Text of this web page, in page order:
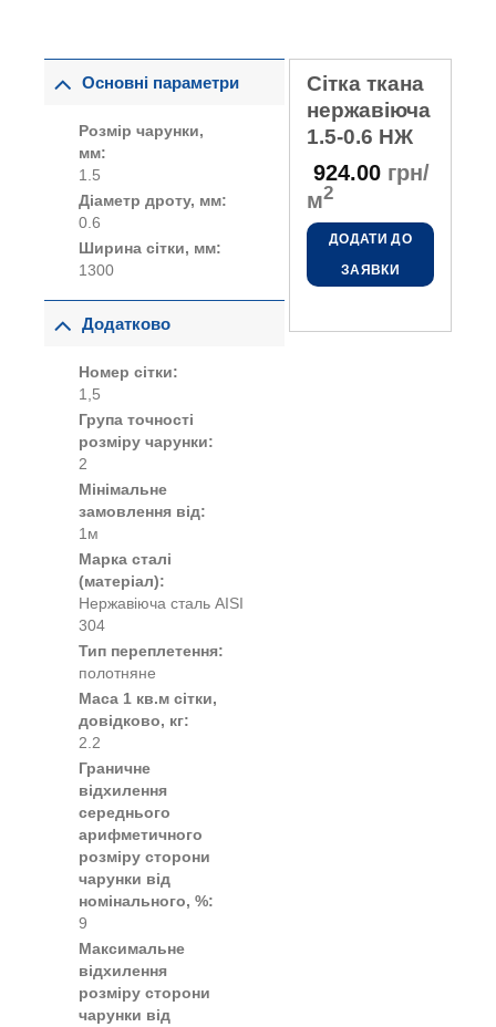
Сітка ткана
нержавіюча
1.5-0.6 НЖ
924.00грн/
м2
ДОДАТИ ДО
ЗАЯВКИ
Основні параметри
Розмір чарунки,
мм:
1.5
Діаметр дроту, мм:
0.6
Ширина сітки, мм:
1300
Додатково
Номер сітки:
1,5
Група точності
розміру чарунки:
2
Мінімальне
замовлення від:
1м
Марка сталі
(матеріал):
Нержавіюча сталь AISI
304
Тип переплетення:
полотняне
Маса 1 кв.м сітки,
довідково, кг:
2.2
Граничне
відхилення
середнього
арифметичного
розміру сторони
чарунки від
номінального, %:
9
Максимальне
відхилення
розміру сторони
чарунки від